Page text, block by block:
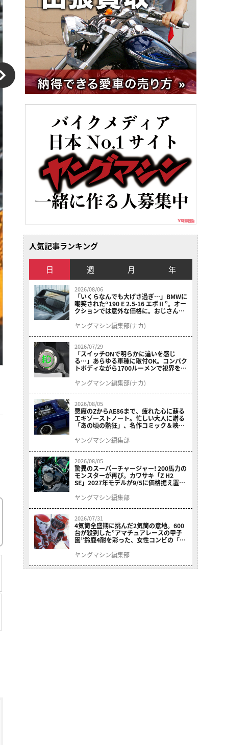
人気記事ランキング
日 週 月 年
2026/08/06
「いくらなんでも大げさ過ぎ…」BMWに
嘲笑された“190 E 2.5-16 エボⅡ”。オー
クションでは意外な価格に。おじさん達
ヤングマシン編集部(ナカ)
2026/07/29
「スイッチONで明らかに違いを感じ
る…」あらゆる車種に取付OK。コンパク
トボディながら1700ルーメンで視界を確
ニット プレシャスレイ スモール］
ヤングマシン編集部(ナカ)
2026/08/05
悪魔のZからAE86まで、疲れた心に蘇る
エキゾーストノート。忙しい大人に贈る
「あの頃の熱狂」、名作コミック＆映画
結！
ヤングマシン編集部
2026/08/05
驚異のスーパーチャージャー! 200馬力の
モンスターが再び。カワサキ「Z H2
SE」2027年モデルが9/5に価格据え置き
ヤングマシン編集部
2026/07/31
4気筒全盛期に挑んだ2気筒の意地。600
台が殺到した”アマチュアレースの甲子
園”鈴鹿4耐を彩った、女性コンビの「ス
ヤングマシン編集部